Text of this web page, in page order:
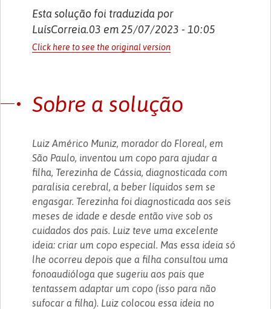
Esta solução foi traduzida por
LuísCorreia.03 em 25/07/2023 - 10:05
Click here to see the original version
Sobre a solução
Luiz Américo Muniz, morador do Floreal, em
São Paulo, inventou um copo para ajudar a
filha, Terezinha de Cássia, diagnosticada com
paralisia cerebral, a beber líquidos sem se
engasgar. Terezinha foi diagnosticada aos seis
meses de idade e desde então vive sob os
cuidados dos pais. Luiz teve uma excelente
ideia: criar um copo especial. Mas essa ideia só
lhe ocorreu depois que a filha consultou uma
fonoaudióloga que sugeriu aos pais que
tentassem adaptar um copo (isso para não
sufocar a filha). Luiz colocou essa ideia no